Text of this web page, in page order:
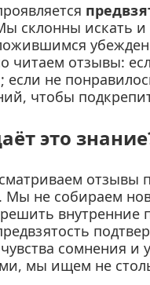
склонны искать и
читаем отзывы:
если не
чтобы
это
отзывы
Мы не собираем
внутренние
сомнения
мы ищем не